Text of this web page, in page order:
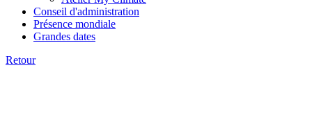
Conseil d'administration
Présence mondiale
Grandes dates
Retour